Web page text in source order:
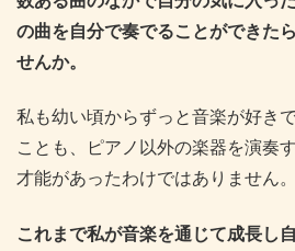
の曲を自分で奏でることができた
せんか。
私も幼い頃からずっと音楽が好き
ことも、ピアノ以外の楽器を演奏
才能があったわけではありません。
これまで私が音楽を通じて成長し